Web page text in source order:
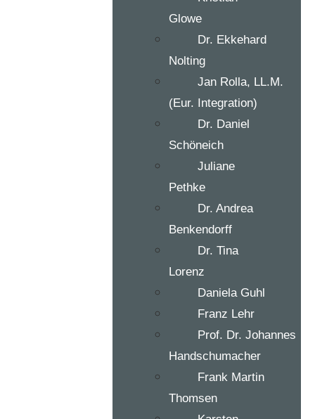
Glowe
Dr. Ekkehard
Nolting
Jan Rolla, LL.M.
(Eur. Integration)
Dr. Daniel
Schöneich
Juliane
Pethke
Dr. Andrea
Benkendorff
Dr. Tina
Lorenz
Daniela Guhl
Franz Lehr
Prof. Dr. Johannes
Handschumacher
Frank Martin
Thomsen